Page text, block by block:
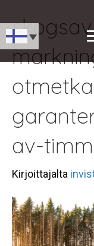
av-
Kirjoittajalta